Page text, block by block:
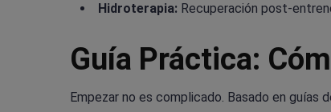
Hidroterapia: Recuperación post-
Guía Práctica:
Empezar no es complicado. Basado en guías